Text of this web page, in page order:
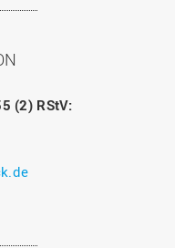
(2) RStV: